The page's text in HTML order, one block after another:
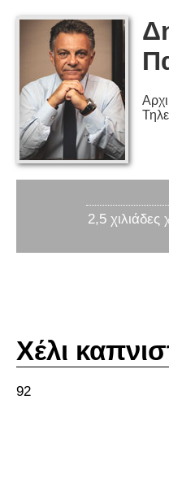
2,5
Χέλι
92